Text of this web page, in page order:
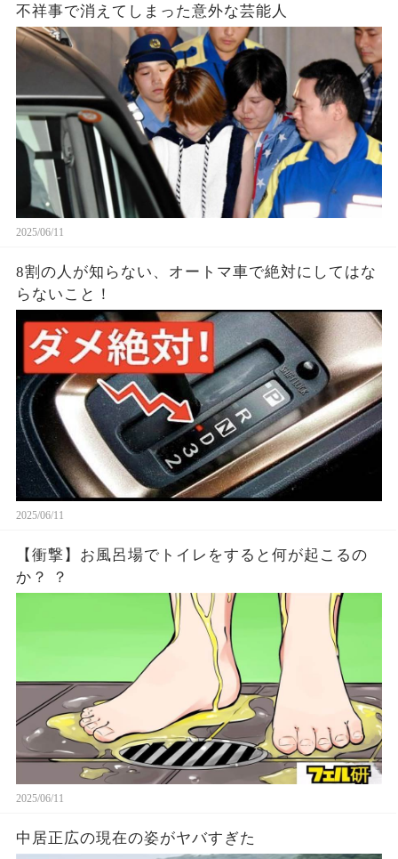
不祥事で消えてしまった意外な芸能人
2025/06/11
8割の人が知らない、オートマ車で絶対にしてはな
らないこと！
2025/06/11
【衝撃】お風呂場でトイレをすると何が起こるの
か？ ？
2025/06/11
中居正広の現在の姿がヤバすぎた